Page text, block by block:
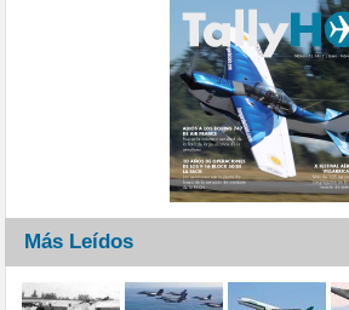
Más Leídos